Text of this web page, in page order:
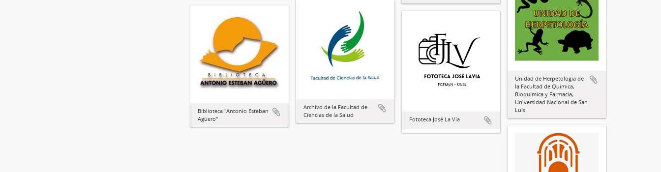
Unidad de Herpetología de
la Facultad de Química,
Bioquímica y Farmacia,
Universidad Nacional de San
Luis
Archivo de la Facultad de
Ciencias de la Salud
Biblioteca "Antonio Esteban
Agüero"
Fototeca José La Vía